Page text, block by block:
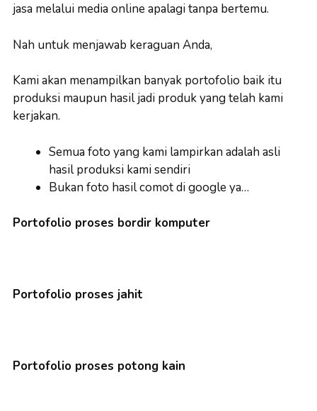
jasa melalui media online apalagi tanpa bertemu.
Nah untuk menjawab keraguan Anda,
Kami akan menampilkan banyak portofolio baik itu
produksi maupun hasil jadi produk yang telah kami
kerjakan.
Semua foto yang kami lampirkan adalah asli
hasil produksi kami sendiri
Bukan foto hasil comot di google ya…
Portofolio proses bordir komputer
Portofolio proses jahit
Portofolio proses potong kain